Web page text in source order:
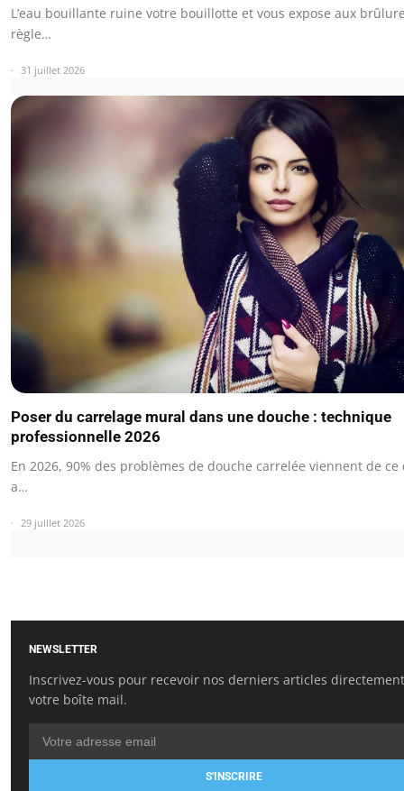
L’eau bouillante ruine votre bouillotte et vous expose aux
règle…
31 juillet 2026
Poser du carrelage mural dans une douche : technique
professionnelle 2026
En 2026, 90% des problèmes de douche carrelée viennent de ce
a…
29 juillet 2026
NEWSLETTER
Inscrivez-vous pour recevoir nos derniers articles
votre boîte mail.
S'INSCRIRE